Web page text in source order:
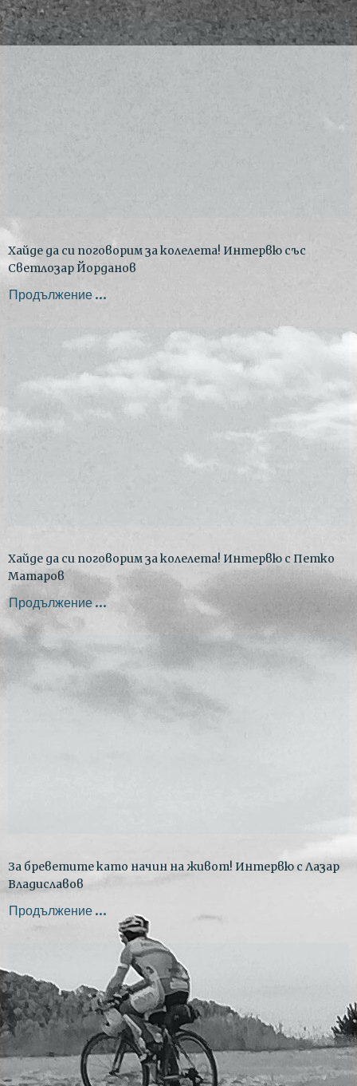
Хайде да си поговорим за колелета! Интервю със
Светлозар Йорданов
Продължение ...
Хайде да си поговорим за колелета! Интервю с Петко
Матаров
Продължение ...
За бреветите като начин на живот! Интервю с Лазар
Владиславов
Продължение ...